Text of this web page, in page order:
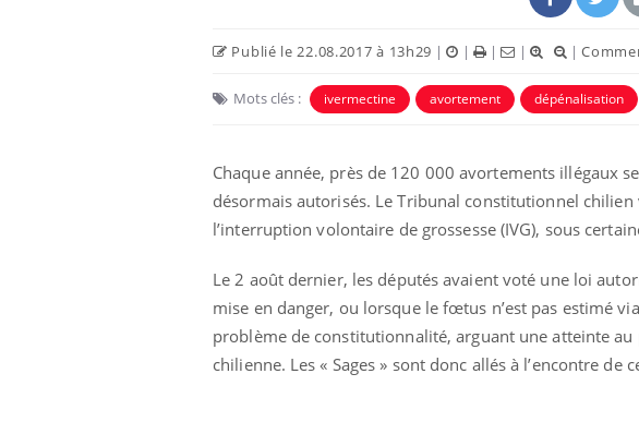
Publié le 22.08.2017 à 13h29 | | | | |
Mots clés : ivermectine avortement dépénalisation
Chaque année, près de 120 000 avortements illégaux
désormais autorisés. Le Tribunal constitutionnel
l’interruption volontaire de grossesse (IVG), sous
Le 2 août dernier, les députés avaient voté une loi
mise en danger, ou lorsque le fœtus n’est pas estimé
problème de constitutionnalité, arguant une atteinte
chilienne. Les « Sages » sont donc allés à l’encontre de